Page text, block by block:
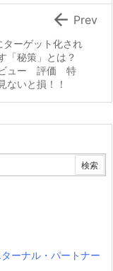
ターゲット化され
「秘策」とは？
ュー 評価 特
いと損！！
 Prev
ーナル・パートナー